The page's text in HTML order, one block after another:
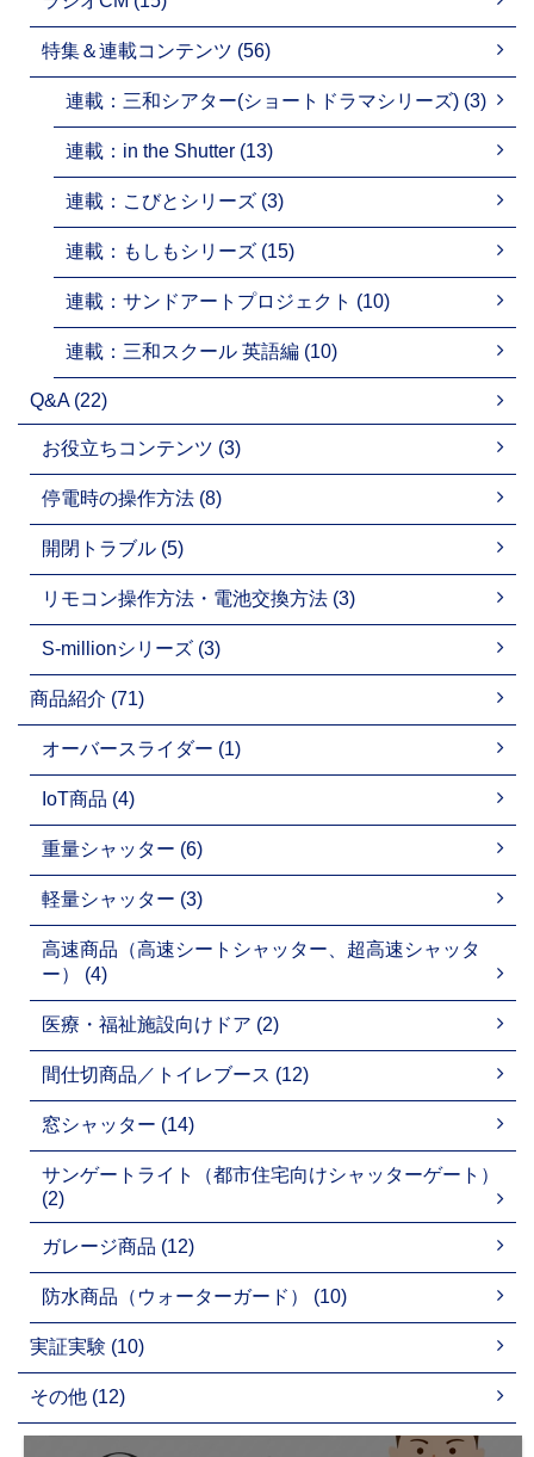
ラジオCM (15)
特集＆連載コンテンツ (56)
連載：三和シアター(ショートドラマシリーズ) (3)
連載：in the Shutter (13)
連載：こびとシリーズ (3)
連載：もしもシリーズ (15)
連載：サンドアートプロジェクト (10)
連載：三和スクール 英語編 (10)
Q&A (22)
お役立ちコンテンツ (3)
停電時の操作方法 (8)
開閉トラブル (5)
リモコン操作方法・電池交換方法 (3)
S-millionシリーズ (3)
商品紹介 (71)
オーバースライダー (1)
IoT商品 (4)
重量シャッター (6)
軽量シャッター (3)
高速商品（高速シートシャッター、超高速シャッタ
ー） (4)
医療・福祉施設向けドア (2)
間仕切商品／トイレブース (12)
窓シャッター (14)
サンゲートライト（都市住宅向けシャッターゲート）
(2)
ガレージ商品 (12)
防水商品（ウォーターガード） (10)
実証実験 (10)
その他 (12)